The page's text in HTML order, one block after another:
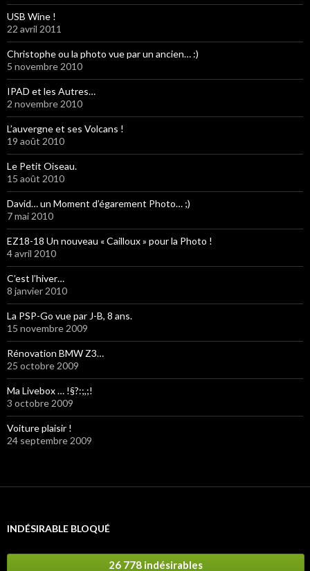
USB Wine !
22 avril 2011
Christophe ou la photo vue par un ancien… :)
5 novembre 2010
IPAD et les Autres…
2 novembre 2010
L’auvergne et ses Volcans !
19 août 2010
Le Petit Oiseau.
15 août 2010
David… un Moment d’égarement Photo… ;)
7 mai 2010
EZ18-18 Un nouveau « Cailloux » pour la Photo !
4 avril 2010
C’est l’hiver…
8 janvier 2010
La PSP-Go vue par J-B, 8 ans.
15 novembre 2009
Rénovation BMW Z3…
25 octobre 2009
Ma Livebox … !§?:;,;!
3 octobre 2009
Voiture plaisir !
24 septembre 2009
INDÉSIRABLE BLOQUÉ
26 778 indésirables